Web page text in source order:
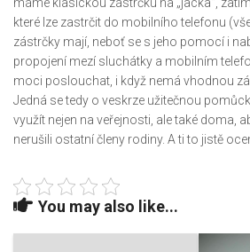
které lze zastrčit do mobilního telefonu
zástrčky mají, neboť se s jeho pomocí i
propojení mezí sluchátky a mobilním
moci poslouchat, i když nemá vhodnou
Jedná se tedy o veskrze užitečnou
využít nejen na veřejnosti, ale také doma,
nerušili ostatní členy rodiny. A ti to jistě
You may also like...